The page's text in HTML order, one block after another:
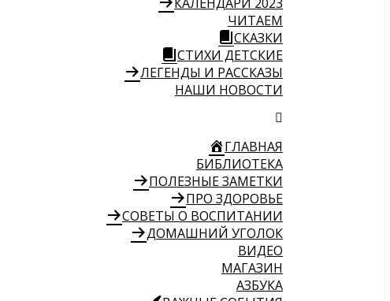
ЧИТАЕМ
СКАЗКИ
СТИХИ ДЕТСКИЕ
ЛЕГЕНДЫ И РАССКАЗЫ
НАШИ НОВОСТИ
ГЛАВНАЯ
БИБЛИОТЕКА
ПОЛЕЗНЫЕ ЗАМЕТКИ
ПРО ЗДОРОВЬЕ
СОВЕТЫ О ВОСПИТАНИИ
ДОМАШНИЙ УГОЛОК
ВИДЕО
МАГАЗИН
АЗБУКА